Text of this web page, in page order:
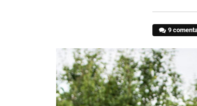
9